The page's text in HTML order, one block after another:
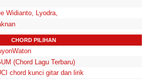
Widianto, Lyodra,
CHORD PILIHAN
(Chord Lagu Terbaru)
chord kunci gitar dan lirik